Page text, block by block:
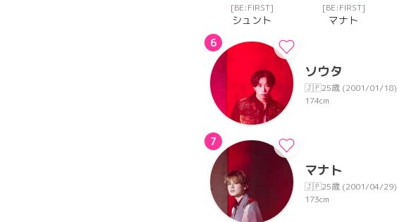
[BE:FIRST]
シュント
[BE:FIRST]
マナト
6
ソウタ
🇯🇵25歳 (2001/01/18)
174cm
7
マナト
🇯🇵25歳 (2001/04/29)
173cm